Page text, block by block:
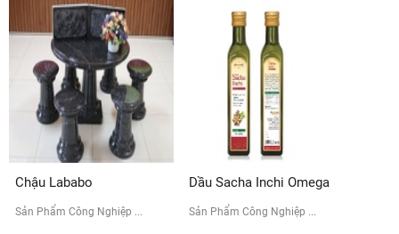
Chậu Lababo
Sản Phẩm Công Nghiệp ...
Dầu Sacha Inchi Omega
...
Sản Phẩm Công Nghiệp ...